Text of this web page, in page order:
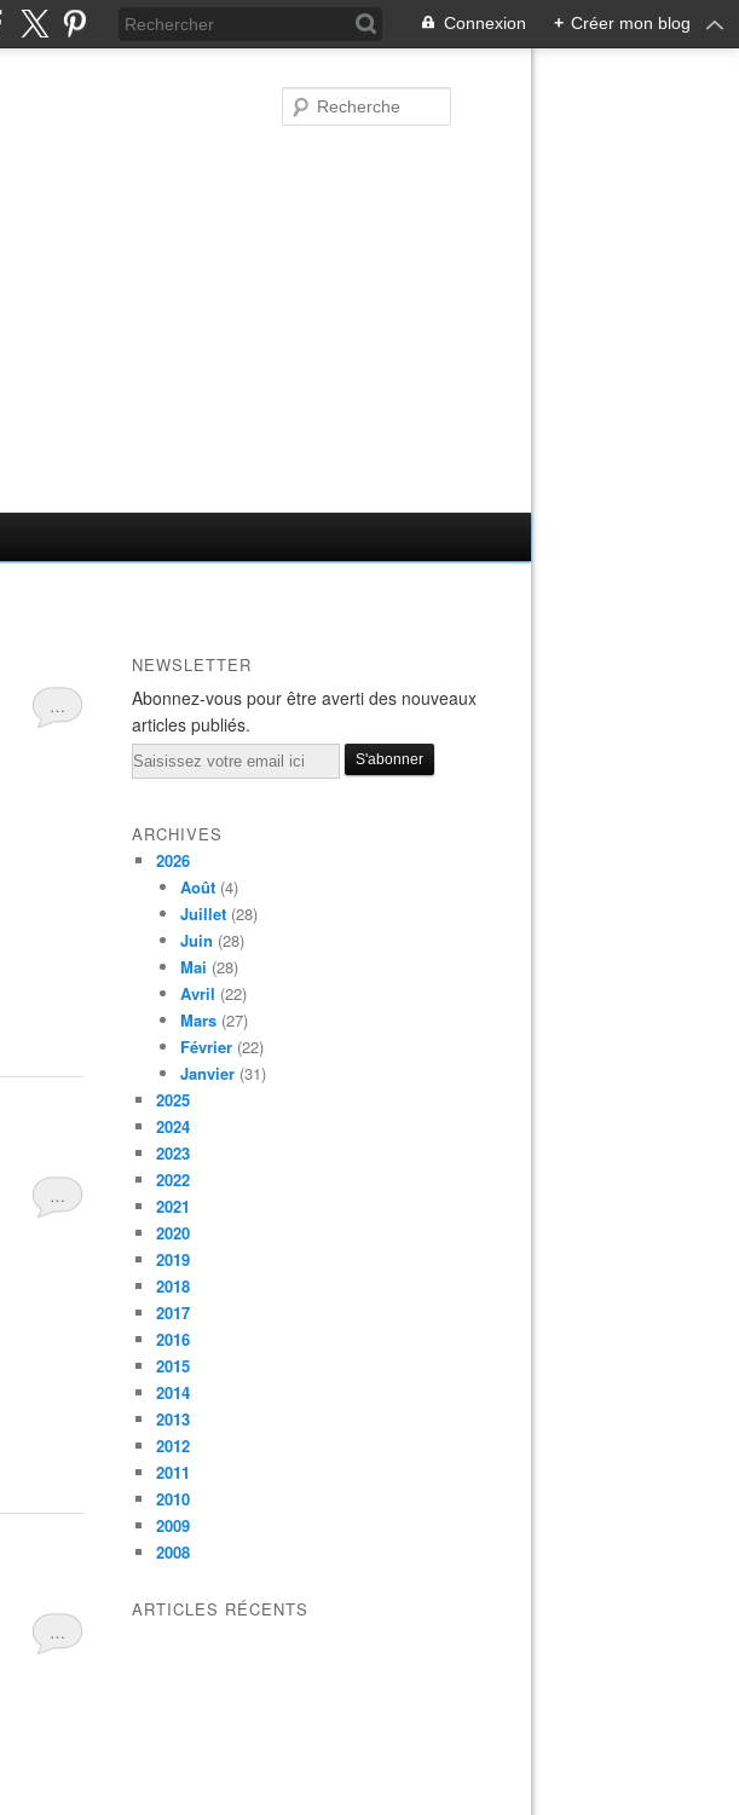
Connexion + Créer mon blog
…
…
…
NEWSLETTER
Abonnez-vous pour être averti des nouveaux
articles publiés.
Email
ARCHIVES
2026
Août (4)
Juillet (28)
Juin (28)
Mai (28)
Avril (22)
Mars (27)
Février (22)
Janvier (31)
2025
2024
2023
2022
2021
2020
2019
2018
2017
2016
2015
2014
2013
2012
2011
2010
2009
2008
ARTICLES RÉCENTS